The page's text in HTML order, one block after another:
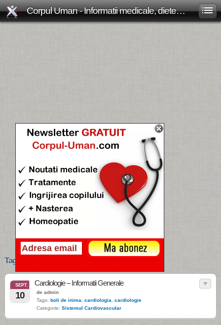
Corpul Uman - Informatii medicale, diete de slabit, boli si afectiuni
Tags › cardiologia
SEPT.
10
Cardiologie – Informatii Generale
de admin
Tags: boli de inima cardiologia
cardiologie
Categorie: Sistemul Cardiovascular